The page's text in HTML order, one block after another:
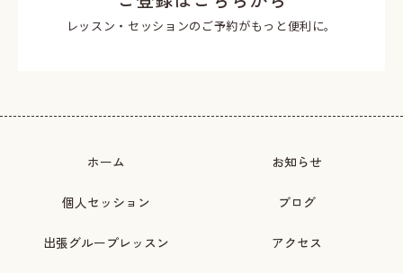
レッスン・セッションのご予約がもっと便利に。
ホーム
個人セッション
出張グループレッスン
お知らせ
ブログ
アクセス